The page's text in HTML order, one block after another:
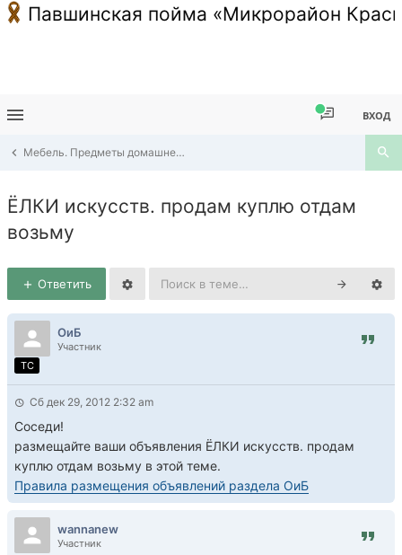
Павшинская пойма «Микрорайон
ВХОД
Мебель. Предметы домашнего обихода. Часы. Посуда
ЁЛКИ искусств. продам куплю отдам
возьму
Ответить
ОиБ
Участник
TC
Сб дек 29, 2012 2:32 am
Соседи!
размещайте ваши объявления ЁЛКИ искусств. продам
куплю отдам возьму в этой теме.
Правила размещения объявлений раздела ОиБ
wannanew
Участник